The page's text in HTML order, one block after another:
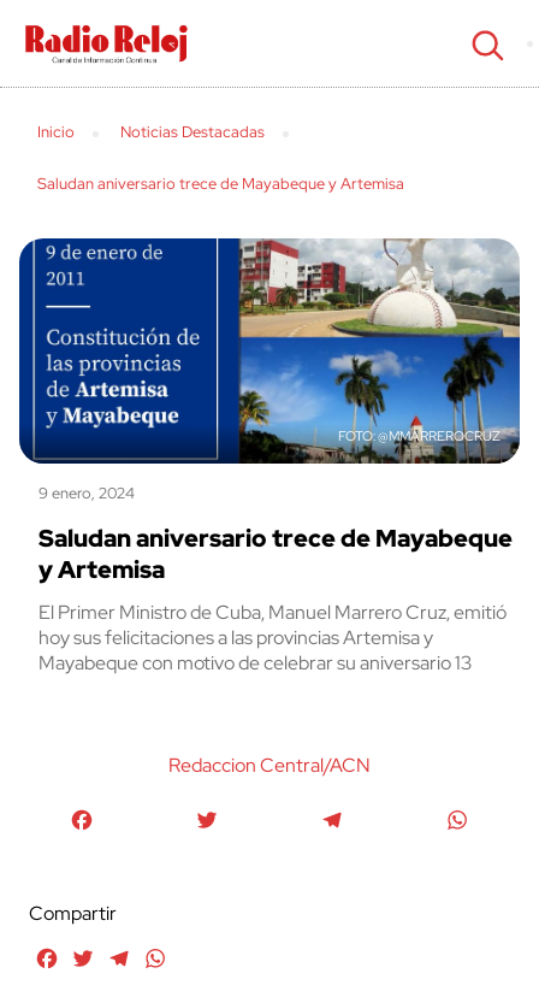
cerrar
Inicio Noticias Destacadas
Saludan aniversario trece de Mayabeque y Artemisa
@MMARREROCRUZ
9 enero, 2024
Saludan aniversario trece de Mayabeque
y Artemisa
El Primer Ministro de Cuba, Manuel Marrero Cruz, emitió
hoy sus felicitaciones a las provincias Artemisa y
Mayabeque con motivo de celebrar su aniversario 13
Redaccion Central/ACN
Compartir
FacebookTwitterTelegram